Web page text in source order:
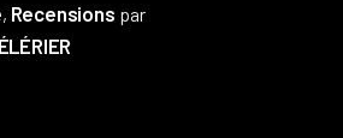
, Recensions par